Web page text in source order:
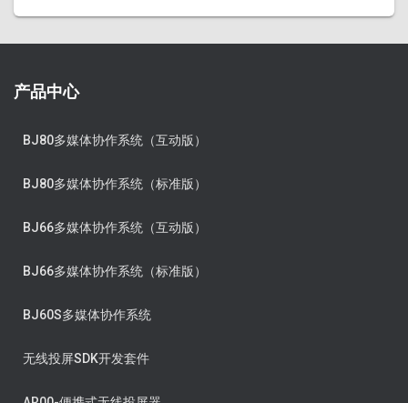
产品中心
BJ80多媒体协作系统（互动版）
BJ80多媒体协作系统（标准版）
BJ66多媒体协作系统（互动版）
BJ66多媒体协作系统（标准版）
BJ60S多媒体协作系统
无线投屏SDK开发套件